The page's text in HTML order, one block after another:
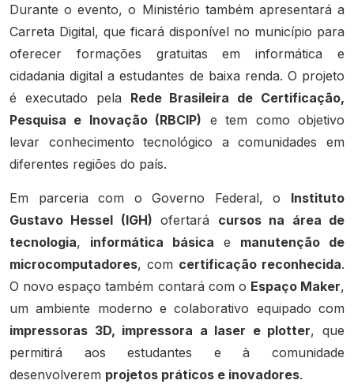
Durante o evento, o Ministério também apresentará a
Carreta Digital, que ficará disponível no município para
oferecer formações gratuitas em informática e
cidadania digital a estudantes de baixa renda. O projeto
é executado pela Rede Brasileira de Certificação,
Pesquisa e Inovação (RBCIP) e tem como objetivo
levar conhecimento tecnológico a comunidades em
diferentes regiões do país.
Em parceria com o Governo Federal, o Instituto
Gustavo Hessel (IGH) ofertará cursos na área de
tecnologia, informática básica e manutenção de
microcomputadores, com certificação reconhecida.
O novo espaço também contará com o Espaço Maker,
um ambiente moderno e colaborativo equipado com
impressoras 3D, impressora a laser e plotter, que
permitirá aos estudantes e à comunidade
desenvolverem projetos práticos e inovadores.